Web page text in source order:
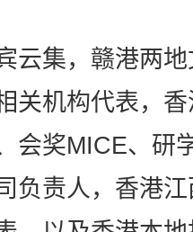
集，赣港两地
关机构代表，
会奖MICE、研
负责人，香港